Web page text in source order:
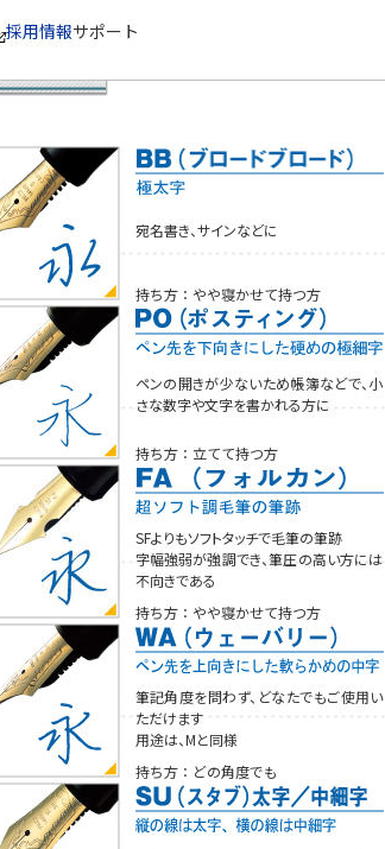
採用情報サポート
宛名書き、サインなどに
持ち方：やや寝かせて持つ方
ペンの開きが少ないため帳簿などで、小
さな数字や文字を書かれる方に
持ち方：立てて持つ方
SFよりもソフトタッチで毛筆の筆跡
字幅強弱が強調でき、筆圧の高い方には
不向きである
持ち方：やや寝かせて持つ方
筆記角度を問わず、どなたでもご使用い
ただけます
用途は、Mと同様
持ち方：どの角度でも